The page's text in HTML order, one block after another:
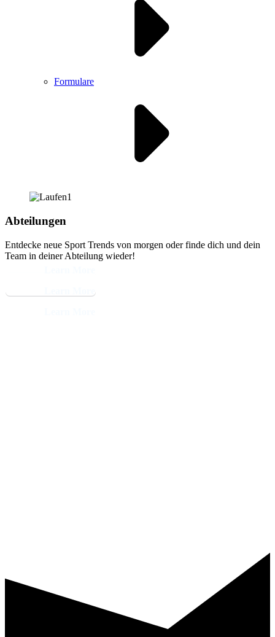
Formulare
Abteilungen
Entdecke neue Sport Trends von morgen oder finde dich und dein
Team in deiner Abteilung wieder!